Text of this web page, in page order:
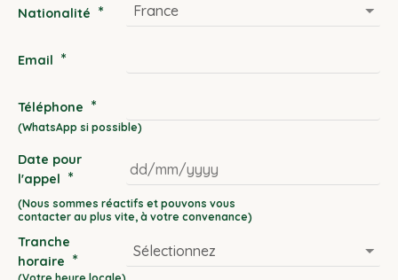
Nationalité *
Email *
Téléphone *
Date pour
l'appel *
DD
slash
MM
slash
Tranche
horaire *